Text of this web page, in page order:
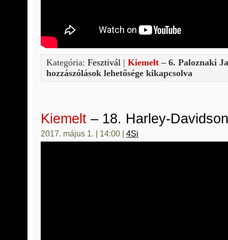
Kategória: Fesztivál | Kiemelt – 6. Paloznaki
hozzászólások lehetősége kikapcsolva
Kiemelt – 18. Harley-
2017. május 1. | 14:00 | 4Si